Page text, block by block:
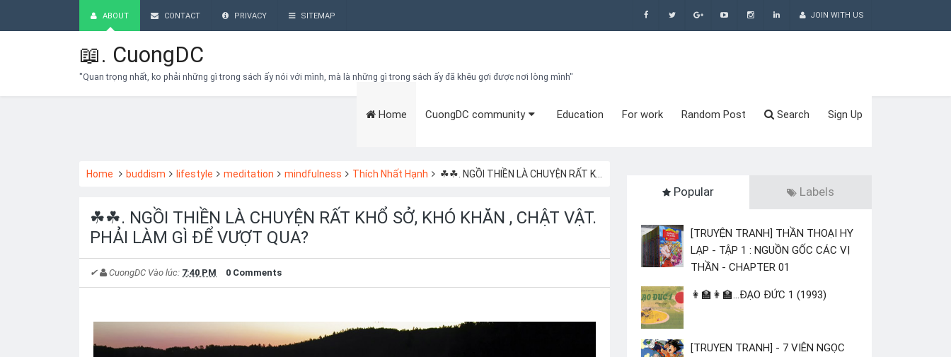
ABOUT CONTACT PRIVACY SITEMAP JOIN WITH US
📖. CuongDC
"Quan trọng nhất, ko phải những gì trong sách ấy nói với mình, mà là những gì trong sách ấy đã khêu gợi được nơi lòng mình"
Home CuongDC community Education For work Random Post Search Sign Up
Home buddism lifestyle meditation mindfulness Thích Nhất Hạnh ☘☘. NGỒI THIỀN LÀ CHUYỆN RẤT KHỔ SỞ, KHÓ KHĂN , CHẬT VẬT. PHẢI LÀM GÌ ĐỂ VƯỢT QUA?
☘☘. NGỒI THIỀN LÀ CHUYỆN RẤT KHỔ SỞ, KHÓ KHĂN , CHẬT VẬT.
PHẢI LÀM GÌ ĐỂ VƯỢT QUA?
✔ CuongDC Vào lúc: 7:40 PM 0 Comments
Popular Labels
[TRUYỆN TRANH] THẦN THOẠI HY
LẠP - TẬP 1 : NGUỒN GỐC CÁC VỊ
THẦN - CHAPTER 01
👩‍🏫👩‍🏫...ĐẠO ĐỨC 1 (1993)
[TRUYEN TRANH] - 7 VIÊN NGỌC
Bạn đang cần tìm kiếm gì?